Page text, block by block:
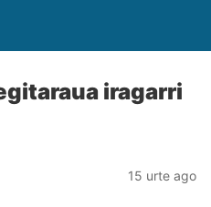
iragarri
15 urte ago